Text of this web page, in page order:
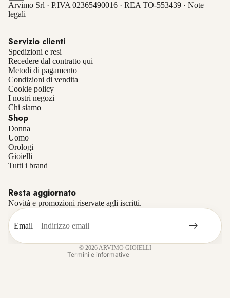
Arvimo Srl · P.IVA 02365490016 · REA TO-553439 · Note
legali
Servizio clienti
Spedizioni e resi
Recedere dal contratto qui
Metodi di pagamento
Condizioni di vendita
Cookie policy
I nostri negozi
Chi siamo
Shop
Donna
Uomo
Orologi
Gioielli
Tutti i brand
Resta aggiornato
Novità e promozioni riservate agli iscritti.
Email
© 2026ARVIMO GIOIELLI
Termini e informative
Informativa sulla privacy
Termini e condizioni del servizio
Recapiti
Informativa sulle spedizioni